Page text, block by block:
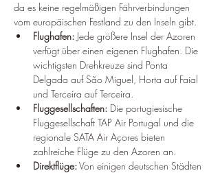
da es keine regelmäßigen Fährverbindungen
vom europäischen Festland zu den Inseln gibt.
Flughafen: Jede größere Insel der Azoren
verfügt über einen eigenen Flughafen. Die
wichtigsten Drehkreuze sind Ponta
Delgada auf São Miguel, Horta auf Faial
und Terceira auf Terceira.
Fluggesellschaften: Die portugiesische
Fluggesellschaft TAP Air Portugal und die
regionale SATA Air Açores bieten
zahlreiche Flüge zu den Azoren an.
Direktflüge: Von einigen deutschen Städten